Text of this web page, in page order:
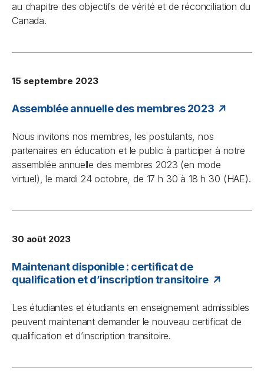
au chapitre des objectifs de vérité et de réconciliation du
Canada.
15 septembre 2023
Assemblée annuelle des membres 2023
Nous invitons nos membres, les postulants, nos
partenaires en éducation et le public à participer à notre
assemblée annuelle des membres 2023 (en mode
virtuel), le mardi 24 octobre, de 17 h 30 à 18 h 30 (HAE).
30 août 2023
Maintenant disponible : certificat de
qualification et d’inscription transitoire
Les étudiantes et étudiants en enseignement admissibles
peuvent maintenant demander le nouveau certificat de
qualification et d’inscription transitoire.